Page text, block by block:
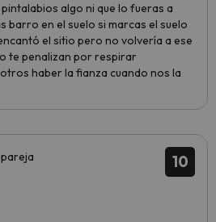
algo ni que lo fueras a
barro en el suelo si marcas el suelo
el sitio pero no volvería a ese
te penalizan por respirar
haber la fianza cuando nos la
10